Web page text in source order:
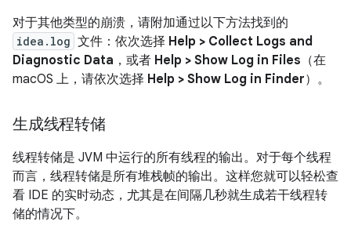
对于其他类型的崩溃，请附加通过以下方法找到的
idea.log 文件：依次选择 Help > Collect Logs and
Diagnostic Data ，或者 Help > Show Log in Files （在
macOS 上，请依次选择 Help > Show Log in Finder）。
生成线程转储
线程转储是 JVM 中运行的所有线程的输出。对于每个线程
而言，线程转储是所有堆栈帧的输出。这样您就可以轻松查
看 IDE 的实时动态，尤其是在间隔几秒就生成若干线程转
储的情况下。